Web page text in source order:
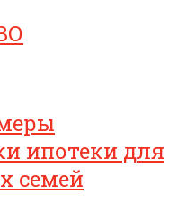
ипотеки для
семей